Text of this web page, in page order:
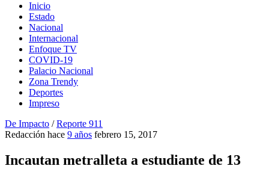
Inicio
Estado
Nacional
Internacional
Enfoque TV
COVID-19
Palacio Nacional
Zona Trendy
Deportes
Impreso
De Impacto /Reporte 911
Redacción hace 9 años febrero 15, 2017
Incautan metralleta a estudiante de 13